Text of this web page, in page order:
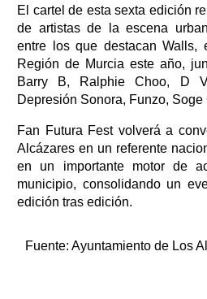
El cartel de esta sexta edición
de artistas de la escena
entre los que destacan
Región de Murcia este año,
Barry B, Ralphie Choo, D
Depresión Sonora, Funzo,
Fan Futura Fest volverá a
Alcázares en un referente
en un importante motor de
municipio, consolidando un
edición tras edición.
Fuente: Ayuntamiento de Los